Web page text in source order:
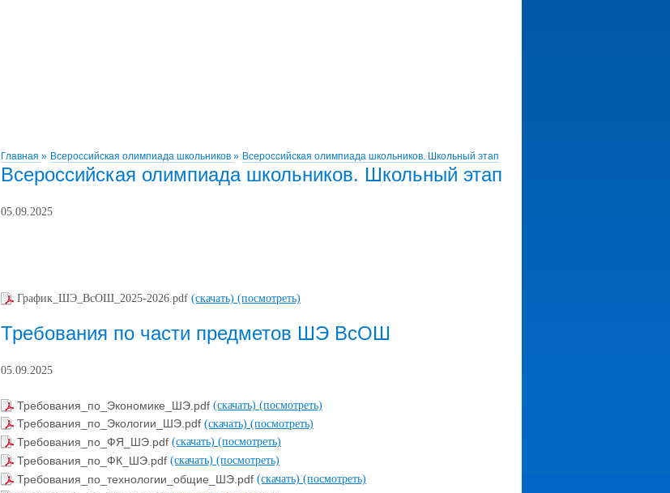
Главная » Всероссийская олимпиада школьников » Всероссийская олимпиада школьников. Школьный этап
Всероссийская олимпиада школьников. Школьный этап
05.09.2025
График_ШЭ_ВсОШ_2025-2026.pdf (скачать) (посмотреть)
Требования по части предметов ШЭ ВсОШ
05.09.2025
Требования_по_Экономике_ШЭ.pdf (скачать) (посмотреть)
Требования_по_Экологии_ШЭ.pdf (скачать) (посмотреть)
Требования_по_ФЯ_ШЭ.pdf (скачать) (посмотреть)
Требования_по_ФК_ШЭ.pdf (скачать) (посмотреть)
Требования_по_технологии_общие_ШЭ.pdf (скачать) (посмотреть)